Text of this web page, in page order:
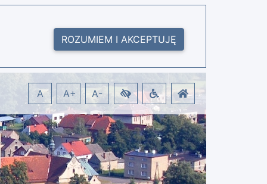
ROZUMIEM I AKCEPTUJĘ
A A+ A-